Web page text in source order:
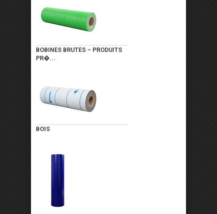
BOBINES BRUTES – PRODUITS
PR�...
BOIS